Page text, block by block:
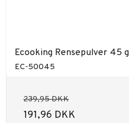
Ecooking Rensepulver 45 g
EC-50045
239,95 DKK
191,96 DKK